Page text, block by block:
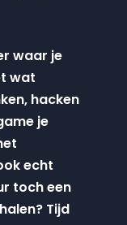
waar je
wat
hacken
je
echt
toch een
Tijd